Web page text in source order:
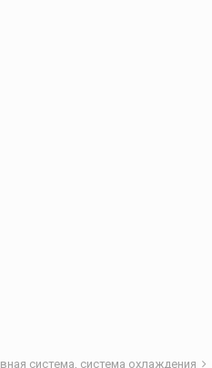
система, система охлаждения